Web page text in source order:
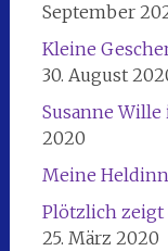
September
Kleine
30. August
Susanne
2020
Meine
Plötzlich zeigt
25. März 2020